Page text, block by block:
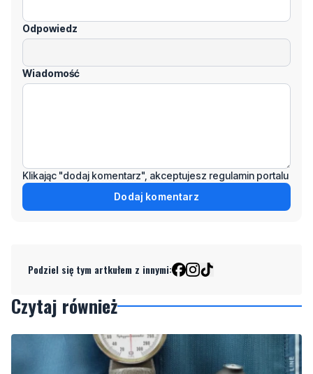
Odpowiedz
Wiadomość
Klikając "dodaj komentarz", akceptujesz regulamin portalu
Dodaj komentarz
Podziel się tym artkułem z innymi:
Czytaj również